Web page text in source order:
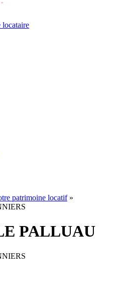
locataire
patrimoine locatif»
PALLUAU